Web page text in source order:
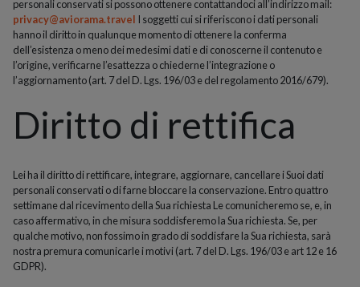
personali conservati si possono ottenere contattandoci all’indirizzo mail:
privacy@aviorama.travel I soggetti cui si riferiscono i dati personali
hanno il diritto in qualunque momento di ottenere la conferma
dell’esistenza o meno dei medesimi dati e di conoscerne il contenuto e
l’origine, verificarne l’esattezza o chiederne l’integrazione o
l’aggiornamento (art. 7 del D. Lgs. 196/03 e del regolamento 2016/679).
Diritto di rettifica
Lei ha il diritto di rettificare, integrare, aggiornare, cancellare i Suoi dati
personali conservati o di farne bloccare la conservazione. Entro quattro
settimane dal ricevimento della Sua richiesta Le comunicheremo se, e, in
caso affermativo, in che misura soddisferemo la Sua richiesta. Se, per
qualche motivo, non fossimo in grado di soddisfare la Sua richiesta, sarà
nostra premura comunicarle i motivi (art. 7 del D. Lgs. 196/03 e art 12 e 16
GDPR).